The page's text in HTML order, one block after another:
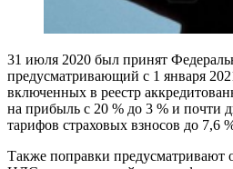
31 июля 2020 был принят
предусматривающий с 1 января
включенных в реестр
на прибыль с 20 % до 3 % и почти
тарифов страховых взносов до 7,6
Также поправки предусматривают